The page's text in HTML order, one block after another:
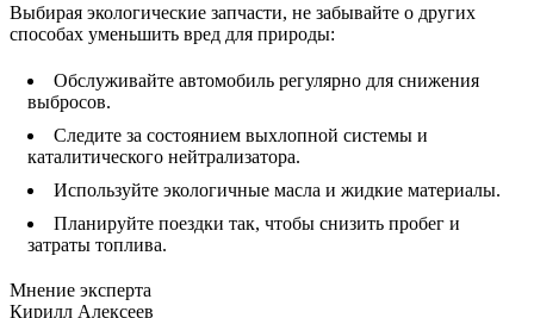
Выбирая экологические запчасти, не забывайте о других
способах уменьшить вред для природы:
Обслуживайте автомобиль регулярно для снижения
выбросов.
Следите за состоянием выхлопной системы и
каталитического нейтрализатора.
Используйте экологичные масла и жидкие материалы.
Планируйте поездки так, чтобы снизить пробег и
затраты топлива.
Мнение эксперта
Кирилл Алексеев